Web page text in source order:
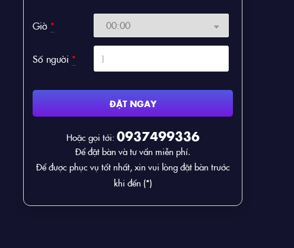
Giờ *
Số người *
ĐẶT NGAY
Hoặc gọi tới: 0937499336
Để đặt bàn và tư vấn miễn phí.
Để được phục vụ tốt nhất, xin vui lòng đặt bàn trước
khi đến (*)